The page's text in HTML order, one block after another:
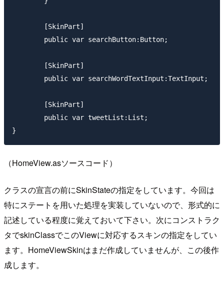
（HomeView.asソースコード）
クラスの宣言の前にSkinStateの指定をしています。今回は
特にステートを用いた処理を実装していないので、形式的に
記述している程度に覚えておいて下さい。次にコンストラク
タでskinClassでこのViewに対応するスキンの指定をしてい
ます。HomeViewSkinはまだ作成していませんが、この後作
成します。